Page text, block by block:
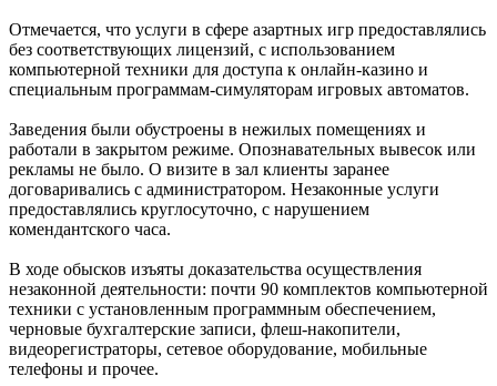
Отмечается, что услуги в сфере азартных игр предоставлялись
без соответствующих лицензий, с использованием
компьютерной техники для доступа к онлайн-казино и
специальным программам-симуляторам игровых автоматов.
Заведения были обустроены в нежилых помещениях и
работали в закрытом режиме. Опознавательных вывесок или
рекламы не было. О визите в зал клиенты заранее
договаривались с администратором. Незаконные услуги
предоставлялись круглосуточно, с нарушением
комендантского часа.
В ходе обысков изъяты доказательства осуществления
незаконной деятельности: почти 90 комплектов компьютерной
техники с установленным программным обеспечением,
черновые бухгалтерские записи, флеш-накопители,
видеорегистраторы, сетевое оборудование, мобильные
телефоны и прочее.